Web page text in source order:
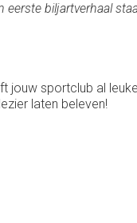
eerste biljartverhaal
jouw sportclub al
laten beleven!